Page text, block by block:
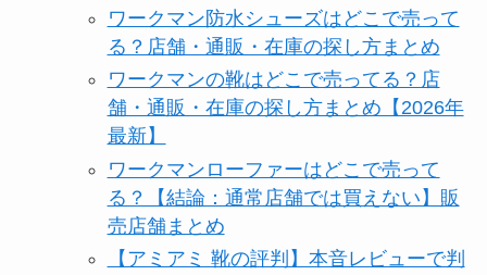
ワークマン防水シューズはどこで売って
る？店舗・通販・在庫の探し方まとめ
ワークマンの靴はどこで売ってる？店
舗・通販・在庫の探し方まとめ【2026年
最新】
ワークマンローファーはどこで売って
る？【結論：通常店舗では買えない】販
売店舗まとめ
【アミアミ 靴の評判】本音レビューで判